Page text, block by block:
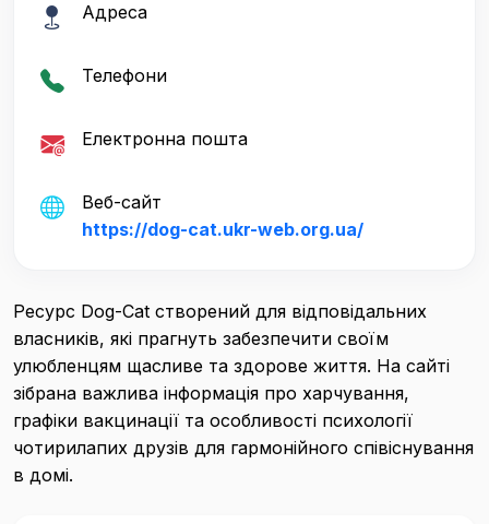
Адреса
Телефони
Електронна пошта
Веб-сайт
https://dog-cat.ukr-web.org.ua/
Ресурс Dog-Cat створений для відповідальних
власників, які прагнуть забезпечити своїм
улюбленцям щасливе та здорове життя. На сайті
зібрана важлива інформація про харчування,
графіки вакцинації та особливості психології
чотирилапих друзів для гармонійного співіснування
в домі.